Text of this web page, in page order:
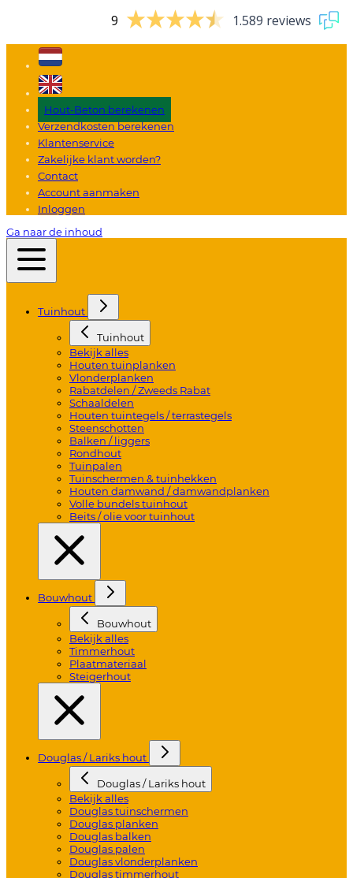
9 1.589 reviews
Hout-Beton berekenen
Verzendkosten berekenen
Klantenservice
Zakelijke klant worden?
Contact
Account aanmaken
Inloggen
Ga naar de inhoud
Tuinhout
Tuinhout
Bekijk alles
Houten tuinplanken
Vlonderplanken
Rabatdelen / Zweeds Rabat
Schaaldelen
Houten tuintegels / terrastegels
Steenschotten
Balken / liggers
Rondhout
Tuinpalen
Tuinschermen & tuinhekken
Houten damwand / damwandplanken
Volle bundels tuinhout
Beits / olie voor tuinhout
Bouwhout
Bouwhout
Bekijk alles
Timmerhout
Plaatmateriaal
Steigerhout
Douglas / Lariks hout
Douglas / Lariks hout
Bekijk alles
Douglas tuinschermen
Douglas planken
Douglas balken
Douglas palen
Douglas vlonderplanken
Douglas timmerhout